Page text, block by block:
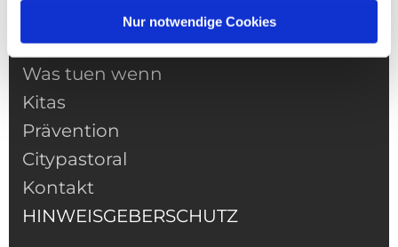
Nur notwendige Cookies
Informationen
Gemeindeleben
Was tuen wenn
Kitas
Prävention
Citypastoral
Kontakt
HINWEISGEBERSCHUTZ